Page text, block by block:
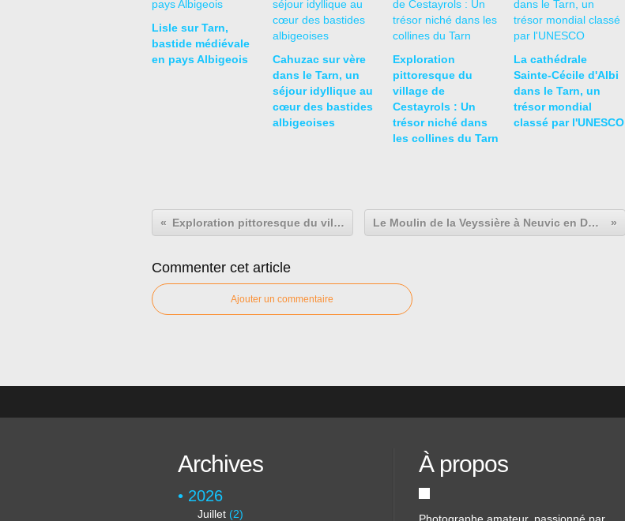
Lisle sur Tarn,
bastide médiévale
en pays Albigeois
Cahuzac sur vère
dans le Tarn, un
séjour idyllique au
cœur des bastides
albigeoises
Exploration
pittoresque du
village de
Cestayrols : Un
trésor niché dans
les collines du Tarn
La cathédrale
Sainte-Cécile d'Albi
dans le Tarn, un
trésor mondial
classé par l'UNESCO
Exploration pittoresque du village de Cestayrols : Un trésor niché dans les collines du Tarn Le Moulin de la Veyssière à Neuvic en Dordogne, production artisanale d'huile de noix, noisettes et amandes en Périgord.
Commenter cet article
Ajouter un commentaire
Archives
2026
Juillet (2)
À propos